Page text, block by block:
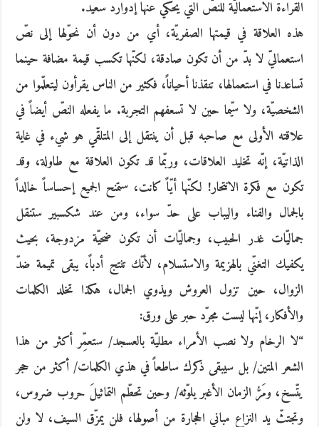
القراءة الاستعماليّة للنصّ التي يحكي عنها إدوارد سعيد.
هذه العلاقة في قيمتها الصفريّة، أي من دون أن نحوّلها إلى نصّ
استعماليّ لا بدّ من أن تكون صادقة، لكنّها تكسب قيمة مضافة حينما
تساعدنا في استعمالها، تنقذنا أحياناً، فكثير من الناس يقرأون ليتعلّموا من
الشخصيّة، ولا سيّما حين لا تسعفهم التجربة. ما يفعله النصّ أيضاً في
علاقته الأولى مع صاحبه قبل أن ينتقل إلى المتلقّي هو شيء في غاية
الذاتيّة، إنّه تخليد العلاقات، وربّما قد تكون العلاقة مع طاولة، وقد
تكون مع فكرة الانتحار! لكنّها أيّاً كانت، ستمنح الجميع إحساساً خالداً
بالجمال والفناء واليباب على حدّ سواء، ومن عند شكسبير ستنقل
جماليّات غدر الحبيب، وجماليّات أن تكون ضحيّة مزدوجة، بحيث
يكفيك التغنّي بالهزيمة والاستسلام، لأنّك تنتج أدباً، يبقى تميمة ضدّ
الزوال، حين تزول العروش ويذوي الجمال، هكذا تخلد الكلمات
والأفكار، إنّها ليست مجرّد حبر على ورق:
“لا الرخام ولا نصب الأمراء مطليّة بالعسجد/ ستعمِّر أكثر من هذا
الشعر المتين/ بل سيبقى ذكرك ساطعاً في هذي الكلمات/ أكثر من حجر
يتّسخ، ومَرُّ الزمان الأغبر يلوّثه/ وحين تحطّم التماثيلَ حروب ضروس،
وتجتثّ يد النزاع مباني الحجارة من أصولها، فلن يمزّق السيف، لا ولن